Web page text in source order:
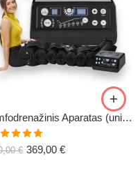
Limfodrenažinis Aparatas (universalus) C6
€ 369,00 €